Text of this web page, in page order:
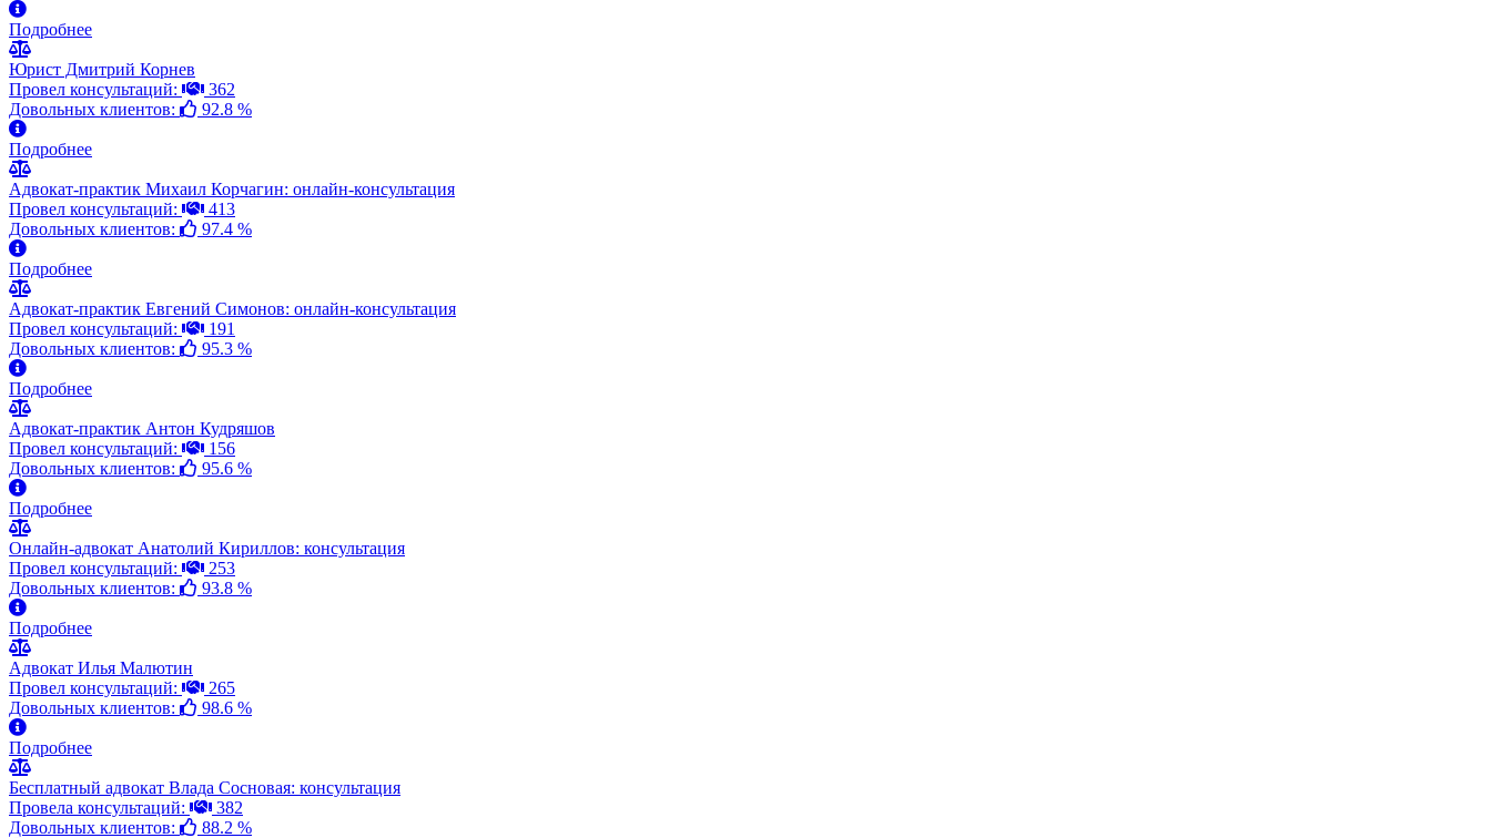
Подробнее
Юрист Дмитрий Корнев
Провел консультаций:
362
Довольных клиентов:
92.8 %
Подробнее
Адвокат-практик Михаил Корчагин: онлайн-консультация
Провел консультаций:
413
Довольных клиентов:
97.4 %
Подробнее
Адвокат-практик Евгений Симонов: онлайн-консультация
Провел консультаций:
191
Довольных клиентов:
95.3 %
Подробнее
Адвокат-практик Антон Кудряшов
Провел консультаций:
156
Довольных клиентов:
95.6 %
Подробнее
Онлайн-адвокат Анатолий Кириллов: консультация
Провел консультаций:
253
Довольных клиентов:
93.8 %
Подробнее
Адвокат Илья Малютин
Провел консультаций:
265
Довольных клиентов:
98.6 %
Подробнее
Бесплатный адвокат Влада Сосновая: консультация
Провела консультаций:
382
Довольных клиентов:
88.2 %